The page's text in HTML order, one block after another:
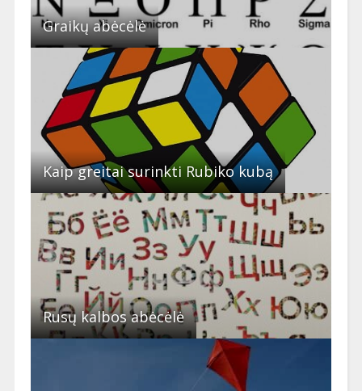
Graikų abėcėlė
Kaip greitai surinkti Rubiko kubą
Rusų kalbos abėcėlė